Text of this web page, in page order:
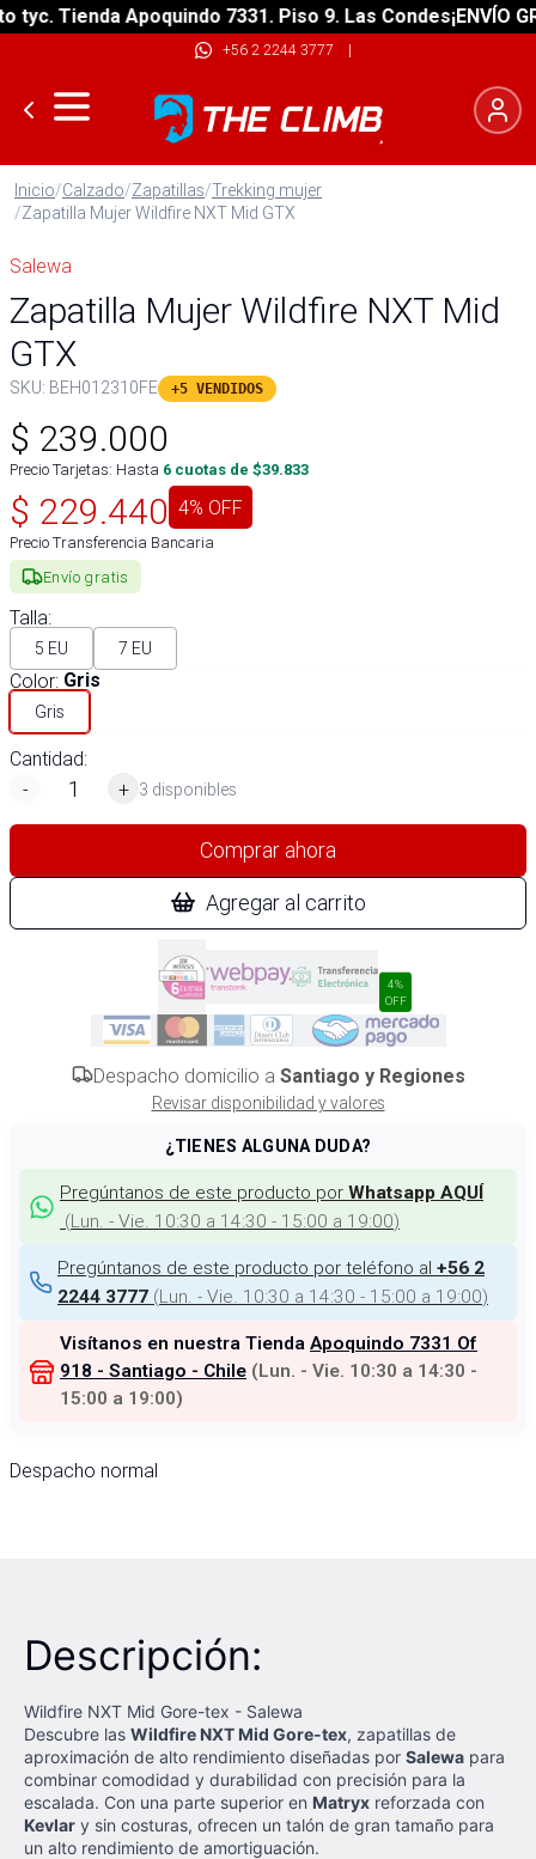
Tienda Apoquindo 7331. Piso 9. Las Condes¡ENVÍO
+56 2 2244 3777 |
Inicio/Calzado/Zapatillas/Trekking mujer
/Zapatilla Mujer Wildfire NXT Mid GTX
Salewa
Zapatilla Mujer Wildfire NXT Mid
GTX
SKU: BEH012310FE +5 VENDIDOS
$ 239.000
Precio Tarjetas: Hasta 6 cuotas de $39.833
$ 229.440 4% OFF
Precio Transferencia Bancaria
Envío gratis
Talla:
5 EU 7 EU
Color: Gris
Gris
Cantidad:
-
+ 3 disponibles
Comprar ahora
Agregar al carrito
4%
OFF
Despacho domicilio a Santiago y Regiones
Revisar disponibilidad y valores
¿TIENES ALGUNA DUDA?
Pregúntanos de este producto por Whatsapp AQUÍ
(Lun. - Vie. 10:30 a 14:30 - 15:00 a 19:00)
Pregúntanos de este producto por teléfono al +56 2
2244 3777 (Lun. - Vie. 10:30 a 14:30 - 15:00 a 19:00)
Visítanos en nuestra Tienda Apoquindo 7331 Of
918 - Santiago - Chile (Lun. - Vie. 10:30 a 14:30 -
15:00 a 19:00)
Despacho normal
Descripción:
Wildfire NXT Mid Gore-tex - Salewa
Descubre las Wildfire NXT Mid Gore-tex, zapatillas de
aproximación de alto rendimiento diseñadas por Salewa para
combinar comodidad y durabilidad con precisión para la
escalada. Con una parte superior en Matryx reforzada con
Kevlar y sin costuras, ofrecen un talón de gran tamaño para
un alto rendimiento de amortiguación.